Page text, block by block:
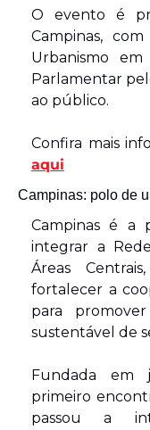
O evento é
Campinas,
Urbanismo
Parlamentar
ao público.
Confira mais
aqui
Campinas: polo de
Campinas é a
integrar a
Áreas
fortalecer a
para
sustentável de
Fundada
primeiro
passou a